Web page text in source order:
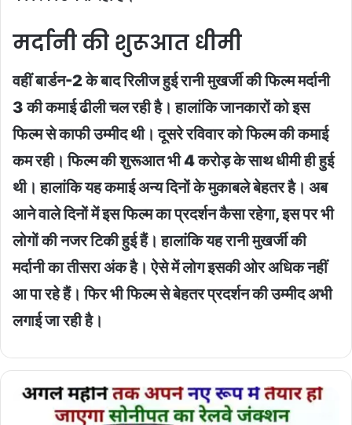
मर्दानी की शुरूआत धीमी
वहीं बार्डन-2 के बाद रिलीज हुई रानी मुखर्जी की फिल्म मर्दानी
3 की कमाई ढीली चल रही है। हालांकि जानकारों को इस
फिल्म से काफी उम्मीद थी। दूसरे रविवार को फिल्म की कमाई
कम रही। फिल्म की शुरूआत भी 4 करोड़ के साथ धीमी ही हुई
थी। हालांकि यह कमाई अन्य दिनों के मुकाबले बेहतर है। अब
आने वाले दिनों में इस फिल्म का प्रदर्शन कैसा रहेगा, इस पर भी
लोगों की नजर टिकी हुई हैं। हालांकि यह रानी मुखर्जी की
मर्दानी का तीसरा अंक है। ऐसे में लोग इसकी ओर अधिक नहीं
आ पा रहे हैं। फिर भी फिल्म से बेहतर प्रदर्शन की उम्मीद अभी
लगाई जा रही है।
sonipat